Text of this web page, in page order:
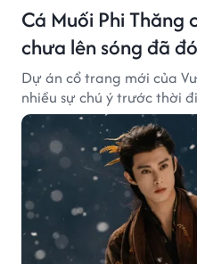
Cá Muối Phi Thăng
chưa lên sóng đã
Dự án cổ trang mới của
nhiều sự chú ý trước thời